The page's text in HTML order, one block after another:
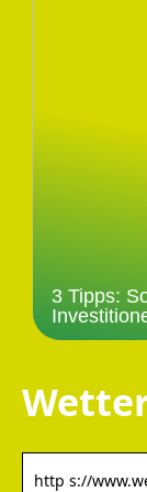
3 Tipps:
http s://